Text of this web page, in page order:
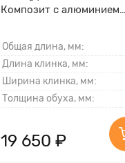
Композит с алюминием
Общая длина, мм:
Длина клинка, мм:
Ширина клинка, мм:
Толщина обуха, мм:
19 650 ₽